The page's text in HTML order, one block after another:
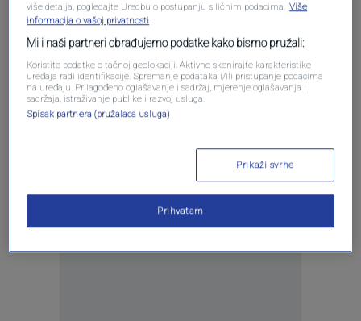
Oglas
više detalja, pogledajte Uredbu o postupanju s ličnim podacima. Više
informacija o vašoj privatnosti
Mi i naši partneri obrađujemo podatke kako bismo pružali:
Koristite podatke o tačnoj geolokaciji. Aktivno skenirajte karakteristike
uređaja radi identifikacije. Spremanje podataka i/ili pristupanje podacima
na uređaju. Prilagođeno oglašavanje i sadržaj, mjerenje oglašavanja i
sadržaja, istraživanje publike i razvoj usluga.
Spisak partnera (pružalaca usluga)
Prikaži svrhe
Prihvatam